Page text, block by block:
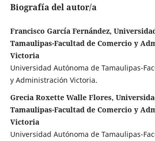
Biografía del autor/a
Francisco García Fernández,
Tamaulipas-Facultad de Comercio y
Victoria
Universidad Autónoma de Tamaulipas-
y Administración Victoria.
Grecia Roxette Walle Flores,
Tamaulipas-Facultad de Comercio y
Victoria
Universidad Autónoma de Tamaulipas-